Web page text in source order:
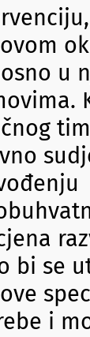
u
bi se
i